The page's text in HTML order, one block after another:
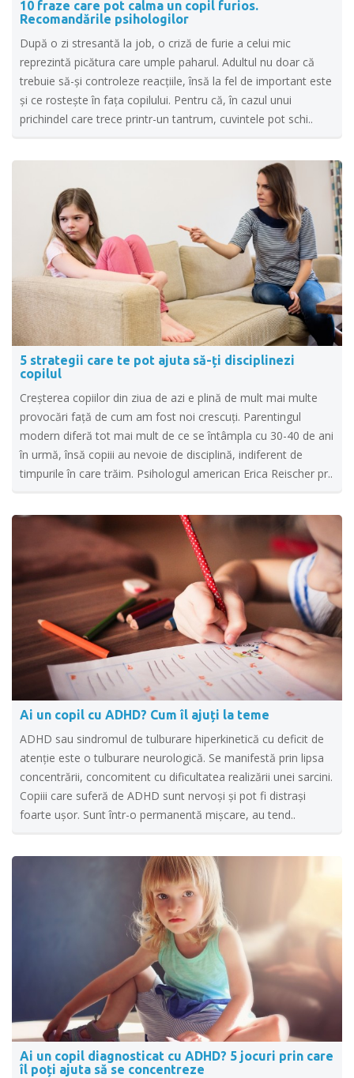
10 fraze care pot calma un copil furios.
Recomandările psihologilor
După o zi stresantă la job, o criză de furie a celui mic
reprezintă picătura care umple paharul. Adultul nu doar că
trebuie să-și controleze reacțiile, însă la fel de important este
și ce rostește în fața copilului. Pentru că, în cazul unui
prichindel care trece printr-un tantrum, cuvintele pot schi..
5 strategii care te pot ajuta să-ți disciplinezi
copilul
Creșterea copiilor din ziua de azi e plină de mult mai multe
provocări față de cum am fost noi crescuți. Parentingul
modern diferă tot mai mult de ce se întâmpla cu 30-40 de ani
în urmă, însă copiii au nevoie de disciplină, indiferent de
timpurile în care trăim. Psihologul american Erica Reischer pr..
Ai un copil cu ADHD? Cum îl ajuți la teme
ADHD sau sindromul de tulburare hiperkinetică cu deficit de
atenție este o tulburare neurologică. Se manifestă prin lipsa
concentrării, concomitent cu dificultatea realizării unei sarcini.
Copiii care suferă de ADHD sunt nervoși și pot fi distrași
foarte ușor. Sunt într-o permanentă mişcare, au tend..
Ai un copil diagnosticat cu ADHD? 5 jocuri prin care
îl poți ajuta să se concentreze